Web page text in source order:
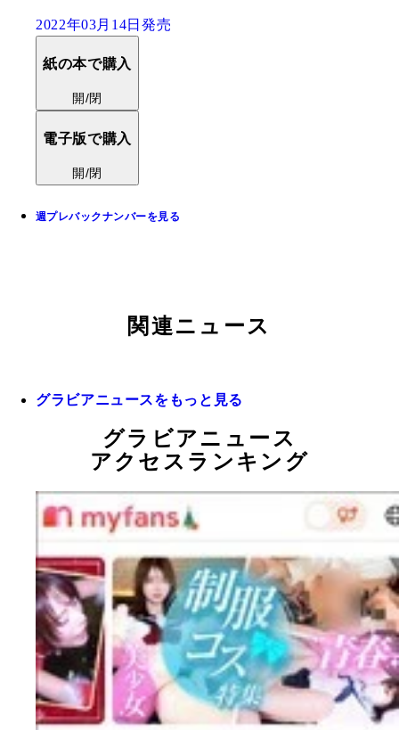
2022年03月14日発売
紙の本で購入
開/閉
電子版で購入
開/閉
週プレバックナンバーを見る
関連ニュース
グラビアニュースをもっと見る
グラビアニュース
アクセスランキング